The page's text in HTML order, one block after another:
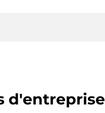
d'entreprise